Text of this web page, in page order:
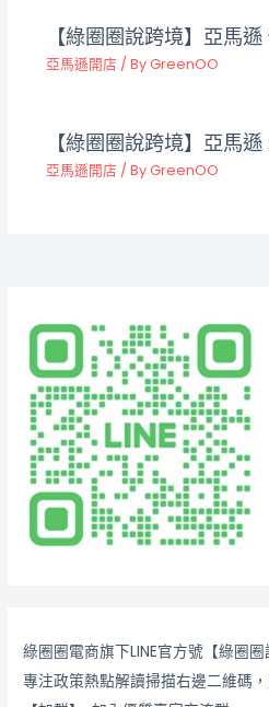
【綠圈圈說跨境】亞馬
亞馬遜開店 / ByGreenOO
【綠圈圈說跨境】亞馬
亞馬遜開店 / ByGreenOO
綠圈圈電商旗下LINE官方號【綠圈
專注政策熱點解讀掃描右邊二維碼